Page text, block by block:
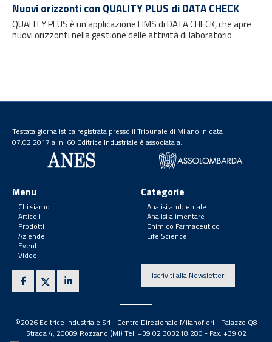
Nuovi orizzonti con QUALITY PLUS di DATA CHECK
QUALITY PLUS è un'applicazione LIMS di DATA CHECK, che apre
nuovi orizzonti nella gestione delle attività di laboratorio
Testata giornalistica registrata presso il Tribunale di Milano in data
07.02.2017 al n. 60 Editrice Industriale è associata a:
Menu
Chi siamo
Articoli
Prodotti
Aziende
Eventi
Video
Categorie
Analisi ambientale
Analisi alimentare
Chimico Farmaceutico
Life Science
Iscriviti alla Newsletter
©2026 Editrice Industriale Srl - Centro Direzionale Milanofiori - Palazzo Q8
Strada 4, 20089 Rozzano (MI) Tel: +39 02 303218.280 - Fax: +39 02